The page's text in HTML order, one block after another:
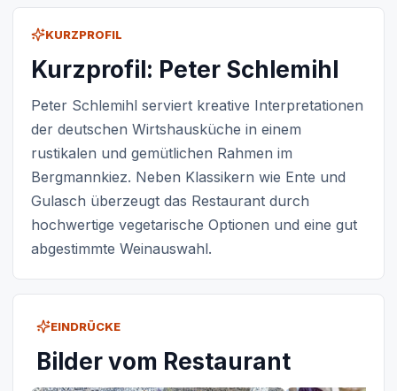
KURZPROFIL
Kurzprofil: Peter Schlemihl
Peter Schlemihl serviert kreative Interpretationen
der deutschen Wirtshausküche in einem
rustikalen und gemütlichen Rahmen im
Bergmannkiez. Neben Klassikern wie Ente und
Gulasch überzeugt das Restaurant durch
hochwertige vegetarische Optionen und eine gut
abgestimmte Weinauswahl.
EINDRÜCKE
Bilder vom Restaurant